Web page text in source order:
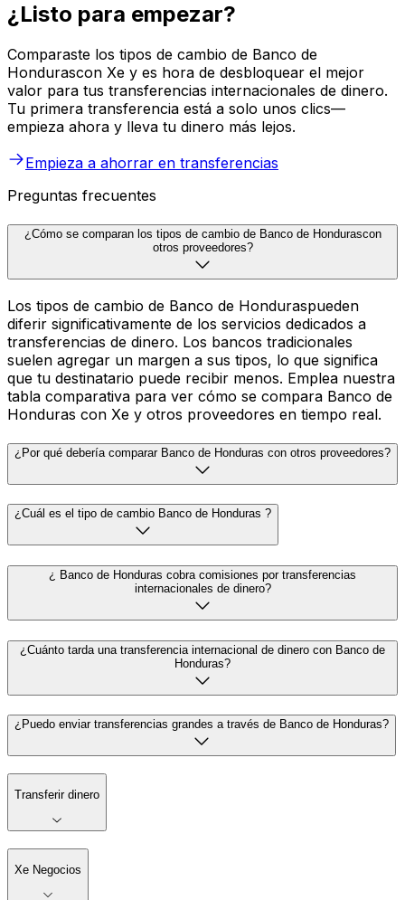
¿Listo para empezar?
Comparaste los tipos de cambio de Banco de
Hondurascon Xe y es hora de desbloquear el mejor
valor para tus transferencias internacionales de dinero.
Tu primera transferencia está a solo unos clics—
empieza ahora y lleva tu dinero más lejos.
Empieza a ahorrar en transferencias
Preguntas frecuentes
¿Cómo se comparan los tipos de cambio de Banco de Hondurascon
otros proveedores?
Los tipos de cambio de Banco de Honduraspueden
diferir significativamente de los servicios dedicados a
transferencias de dinero. Los bancos tradicionales
suelen agregar un margen a sus tipos, lo que significa
que tu destinatario puede recibir menos. Emplea nuestra
tabla comparativa para ver cómo se compara Banco de
Honduras con Xe y otros proveedores en tiempo real.
¿Por qué debería comparar Banco de Honduras con otros proveedores?
¿Cuál es el tipo de cambio Banco de Honduras ?
¿ Banco de Honduras cobra comisiones por transferencias
internacionales de dinero?
¿Cuánto tarda una transferencia internacional de dinero con Banco de
Honduras?
¿Puedo enviar transferencias grandes a través de Banco de Honduras?
Transferir dinero
Xe Negocios